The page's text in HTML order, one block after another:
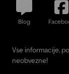
Blog
Vse informacije,
neobvezne!